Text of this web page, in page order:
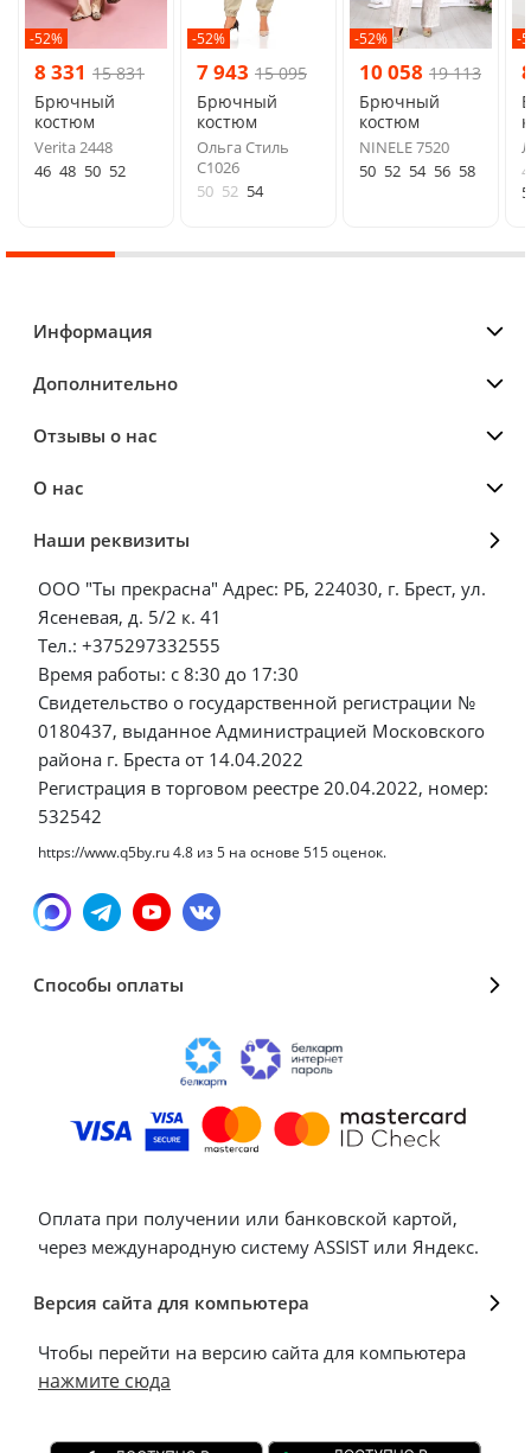
-52%
8 331 15 831
Брючный
костюм
Verita 2448
46 48 50 52
-52%
7 943 15 095
Брючный
костюм
Ольга Стиль
С1026
50 52 54
-52%
10 058 19 113
Брючный
костюм
NINELE 7520
50 52 54 56 58
-
Информация
Дополнительно
Отзывы о нас
О нас
Наши реквизиты
ООО "Ты прекрасна" Адрес: РБ, 224030, г. Брест, ул.
Ясеневая, д. 5/2 к. 41
Тел.: +375297332555
Время работы: с 8:30 до 17:30
Свидетельство о государственной регистрации №
0180437, выданное Администрацией Московского
района г. Бреста от 14.04.2022
Регистрация в торговом реестре 20.04.2022, номер:
532542
https://www.q5by.ru4.8 из5 на основе 515оценок.
Способы оплаты
Оплата при получении или банковской картой,
через международную систему ASSIST или Яндекс.
Версия сайта для компьютера
Чтобы перейти на версию сайта для компьютера
нажмите сюда